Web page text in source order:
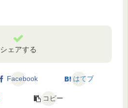
シェアする
Facebook はてブ
コピー